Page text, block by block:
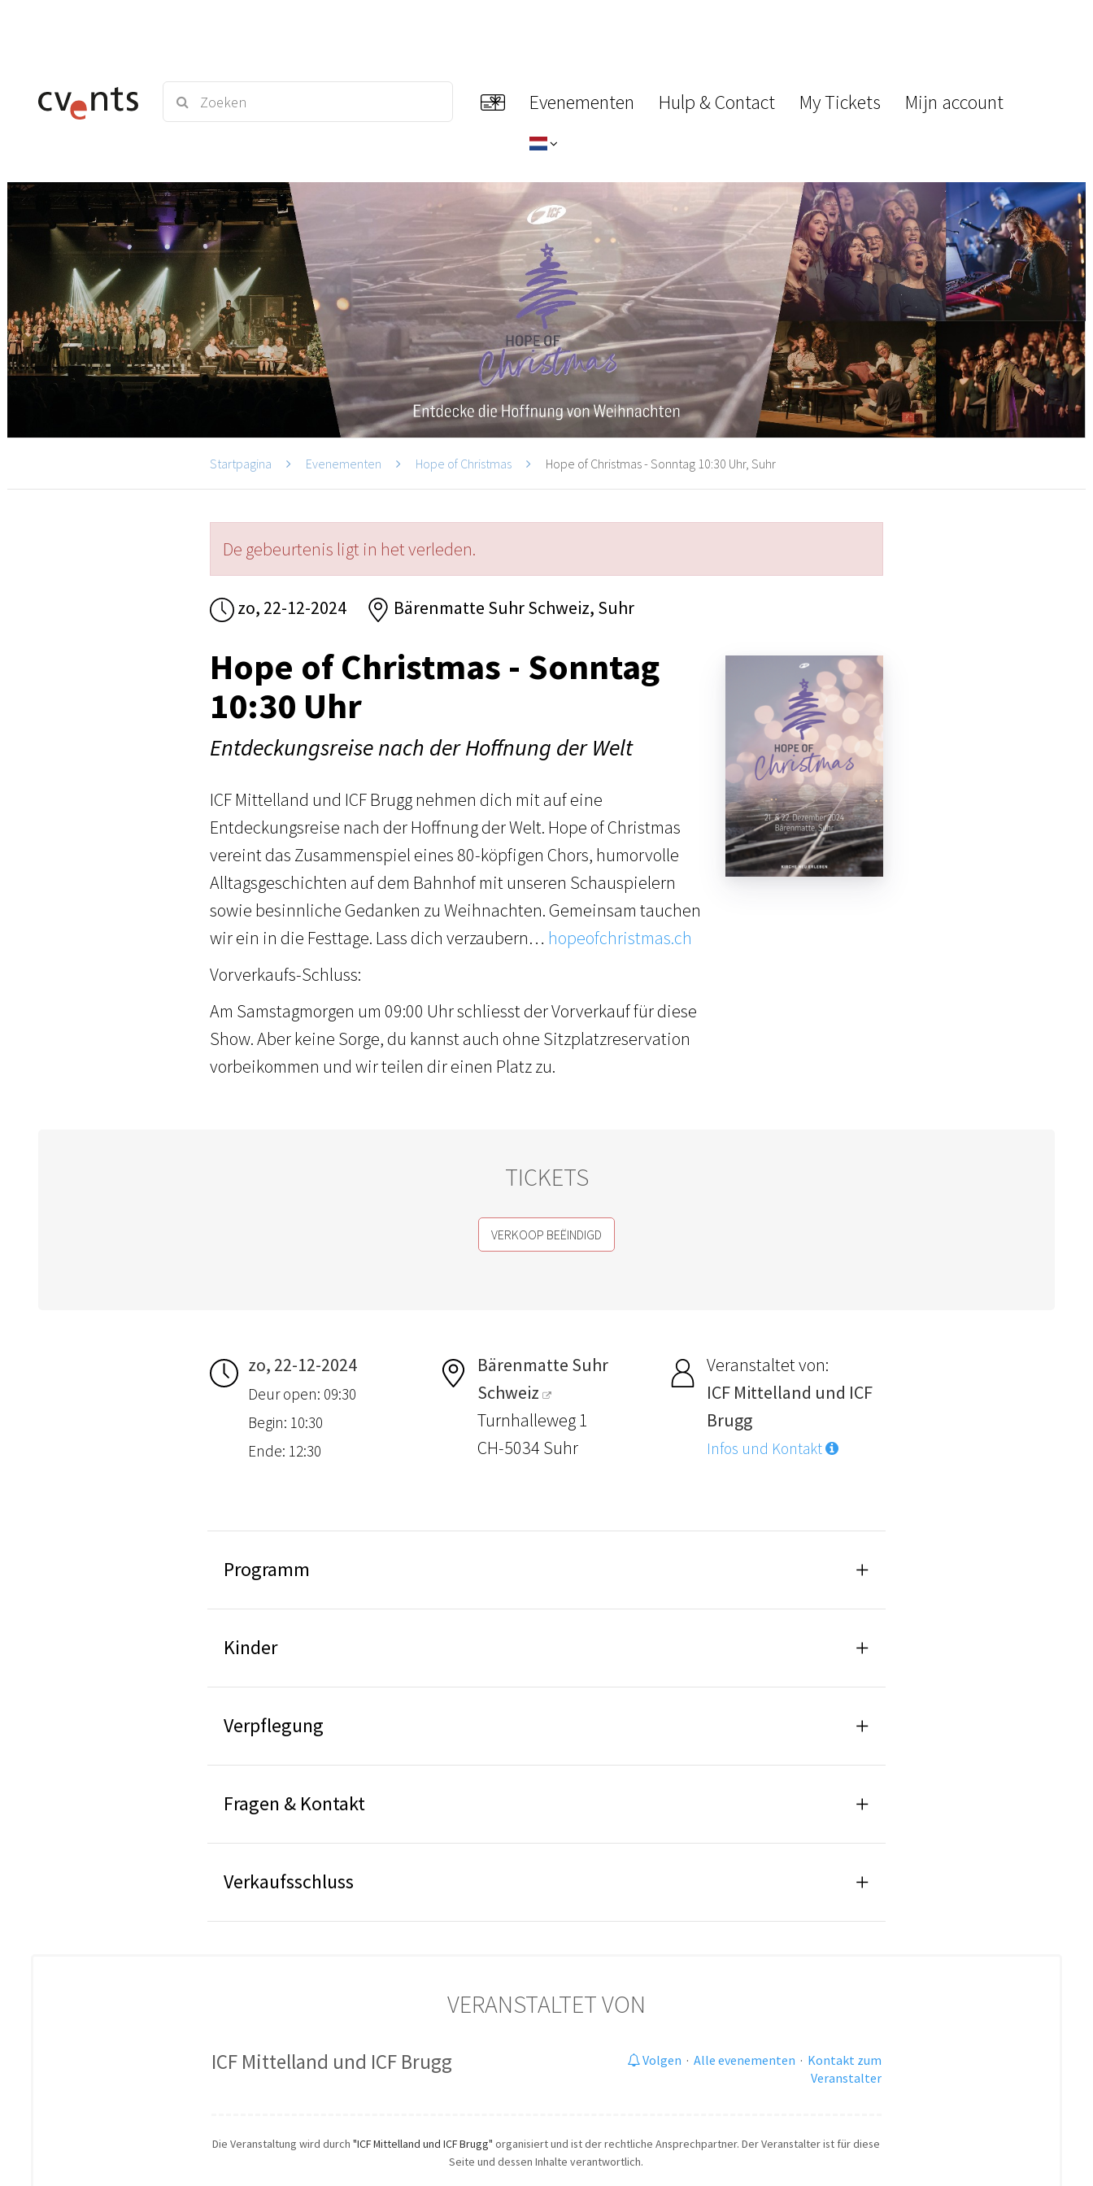
Evenementen Hulp & Contact My Tickets Mijn account
Startpagina Evenementen Hope of Christmas Hope of Christmas - Sonntag 10:30 Uhr, Suhr
De gebeurtenis ligt in het verleden.
zo, 22-12-2024 Bärenmatte Suhr Schweiz, Suhr
Hope of Christmas - Sonntag
10:30 Uhr
Entdeckungsreise nach der Hoffnung der Welt
ICF Mittelland und ICF Brugg nehmen dich mit auf eine
Entdeckungsreise nach der Hoffnung der Welt. Hope of Christmas
vereint das Zusammenspiel eines 80-köpfigen Chors, humorvolle
Alltagsgeschichten auf dem Bahnhof mit unseren Schauspielern
sowie besinnliche Gedanken zu Weihnachten. Gemeinsam tauchen
wir ein in die Festtage. Lass dich verzaubern… hopeofchristmas.ch
Vorverkaufs-Schluss:
Am Samstagmorgen um 09:00 Uhr schliesst der Vorverkauf für diese
Show. Aber keine Sorge, du kannst auch ohne Sitzplatzreservation
vorbeikommen und wir teilen dir einen Platz zu.
TICKETS
VERKOOP BEËINDIGD
zo, 22-12-2024
Deur open: 09:30
Begin: 10:30
Ende: 12:30
Bärenmatte Suhr
Schweiz
Turnhalleweg 1
CH-5034 Suhr
Veranstaltet von:
ICF Mittelland und ICF
Brugg
Infos und Kontakt
Programm
Kinder
Verpflegung
Fragen & Kontakt
Verkaufsschluss
VERANSTALTET VON
ICF Mittelland und ICF Brugg Volgen · Alle evenementen · Kontakt zum
Veranstalter
Die Veranstaltung wird durch"ICF Mittelland und ICF Brugg" organisiert und ist der rechtliche Ansprechpartner. Der Veranstalter ist für diese
Seite und dessen Inhalte verantwortlich.